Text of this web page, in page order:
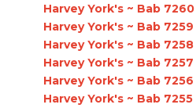
Harvey York's ~ Bab 7260
Harvey York's ~ Bab 7259
Harvey York's ~ Bab 7258
Harvey York's ~ Bab 7257
Harvey York's ~ Bab 7256
Harvey York's ~ Bab 7255